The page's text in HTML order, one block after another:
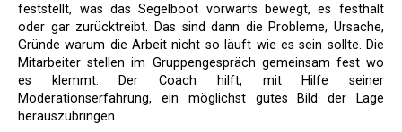
feststellt, was das Segelboot vorwärts bewegt, es festhält
oder gar zurücktreibt. Das sind dann die Probleme, Ursache,
Gründe warum die Arbeit nicht so läuft wie es sein sollte. Die
Mitarbeiter stellen im Gruppengespräch gemeinsam fest wo
es klemmt. Der Coach hilft, mit Hilfe seiner
Moderationserfahrung, ein möglichst gutes Bild der Lage
herauszubringen.